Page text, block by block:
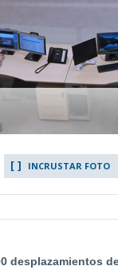
INCRUSTAR FOTO
desplazamientos